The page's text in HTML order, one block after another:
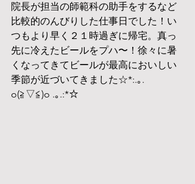
院長が担当の師範科の助手をするなど
比較的のんびりした仕事日でした！い
つもより早く２１時過ぎに帰宅。真っ
先に冷えたビールをプハ〜！徐々に暑
くなってきてビールが最高においしい
季節が近づいてきました☆*:.｡.
o(≧▽≦)o .｡.:*☆